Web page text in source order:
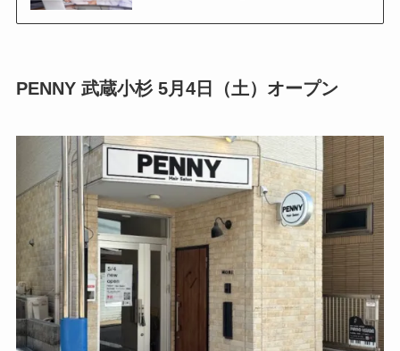
PENNY 武蔵小杉 5月4日（土）オープン